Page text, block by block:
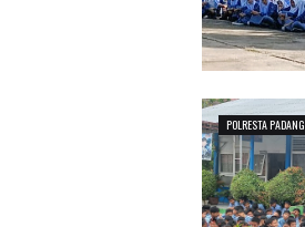
POLRESTA PADANG